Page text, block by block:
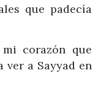
que padecía
corazón que
ver a Sayyad en